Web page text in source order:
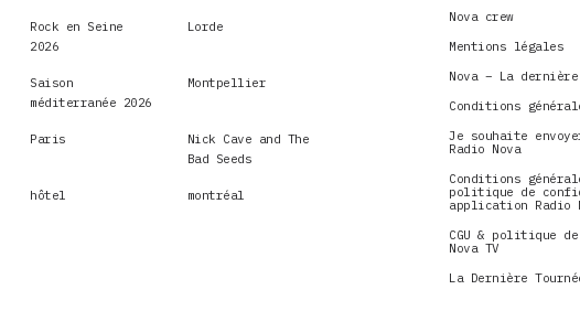
Rock en Seine
2026
Lorde
Saison
méditerranée 2026
Montpellier
Paris
Nick Cave and The
Bad Seeds
hôtel montréal
Nova crew
Mentions légales
Nova – La dernière
Conditions
Je souhaite
Radio Nova
Conditions
politique de
application Radio
CGU & politique
Nova TV
La Dernière